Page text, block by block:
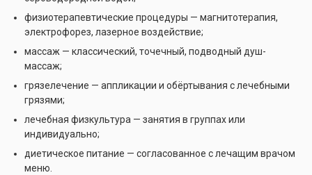
физиотерапевтические процедуры — магнитотерапия,
электрофорез, лазерное воздействие;
массаж — классический, точечный, подводный душ-
массаж;
грязелечение — аппликации и обёртывания с лечебными
грязями;
лечебная физкультура — занятия в группах или
индивидуально;
диетическое питание — согласованное с лечащим врачом
меню.